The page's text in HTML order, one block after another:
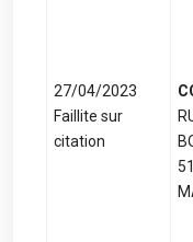
27/04/2023
Faillite sur
citation